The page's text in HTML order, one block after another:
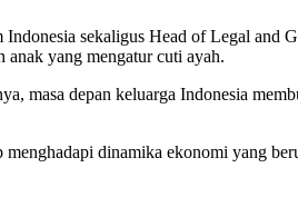
sekaligus Head of Legal and
yang mengatur cuti ayah.
masa depan keluarga Indonesia
dinamika ekonomi yang